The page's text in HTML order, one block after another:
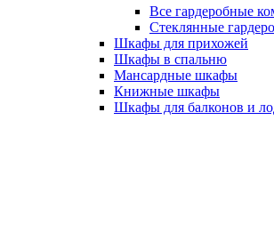
Все гардеробные
Стеклянные
Шкафы для прихожей
Шкафы в спальню
Мансардные шкафы
Книжные шкафы
Шкафы для балконов и